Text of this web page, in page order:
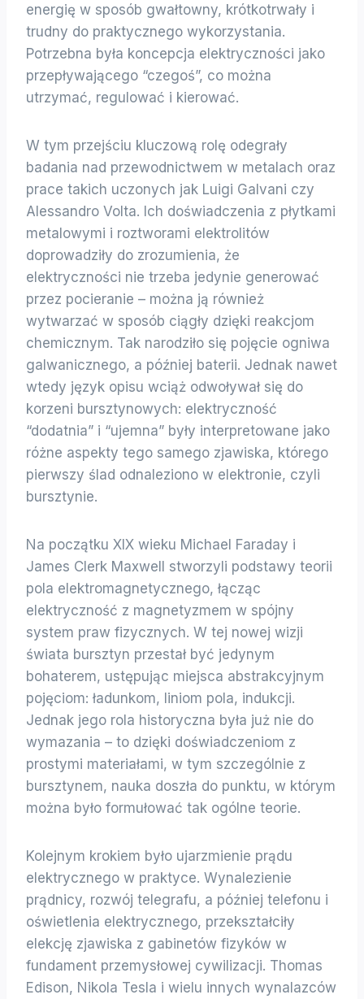
energię w sposób gwałtowny, krótkotrwały i
trudny do praktycznego wykorzystania.
Potrzebna była koncepcja elektryczności jako
przepływającego “czegoś”, co można
utrzymać, regulować i kierować.
W tym przejściu kluczową rolę odegrały
badania nad przewodnictwem w metalach oraz
prace takich uczonych jak Luigi Galvani czy
Alessandro Volta. Ich doświadczenia z płytkami
metalowymi i roztworami elektrolitów
doprowadziły do zrozumienia, że
elektryczności nie trzeba jedynie generować
przez pocieranie – można ją również
wytwarzać w sposób ciągły dzięki reakcjom
chemicznym. Tak narodziło się pojęcie ogniwa
galwanicznego, a później baterii. Jednak nawet
wtedy język opisu wciąż odwoływał się do
korzeni bursztynowych: elektryczność
“dodatnia” i “ujemna” były interpretowane jako
różne aspekty tego samego zjawiska, którego
pierwszy ślad odnaleziono w elektronie, czyli
bursztynie.
Na początku XIX wieku Michael Faraday i
James Clerk Maxwell stworzyli podstawy teorii
pola elektromagnetycznego, łącząc
elektryczność z magnetyzmem w spójny
system praw fizycznych. W tej nowej wizji
świata bursztyn przestał być jedynym
bohaterem, ustępując miejsca abstrakcyjnym
pojęciom: ładunkom, liniom pola, indukcji.
Jednak jego rola historyczna była już nie do
wymazania – to dzięki doświadczeniom z
prostymi materiałami, w tym szczególnie z
bursztynem, nauka doszła do punktu, w którym
można było formułować tak ogólne teorie.
Kolejnym krokiem było ujarzmienie prądu
elektrycznego w praktyce. Wynalezienie
prądnicy, rozwój telegrafu, a później telefonu i
oświetlenia elektrycznego, przekształciły
elekcję zjawiska z gabinetów fizyków w
fundament przemysłowej cywilizacji. Thomas
Edison, Nikola Tesla i wielu innych wynalazców